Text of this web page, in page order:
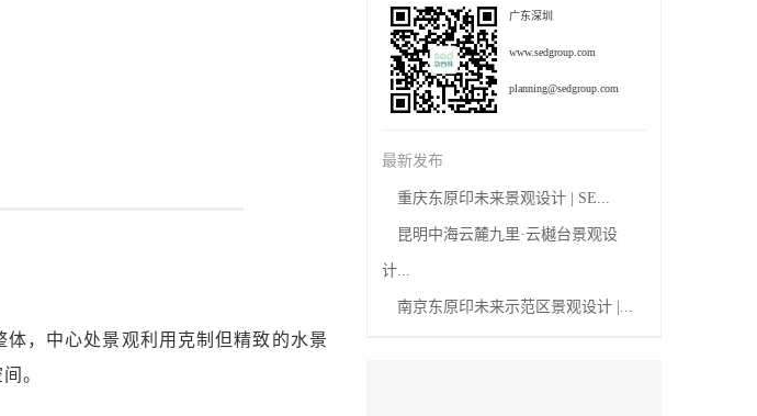
，中心处景观利用克制但精致的水景
。
广东深圳
www.sedgroup.com
planning@sedgroup.com
最新发布
重庆东原印未来景观设计 | SE...
昆明中海云麓九里·云樾台景观设
计...
南京东原印未来示范区景观设计 |...